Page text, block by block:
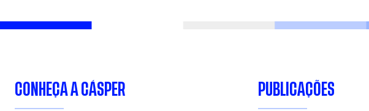
CONHEÇA A CÁSPER PUBLICAÇÕES